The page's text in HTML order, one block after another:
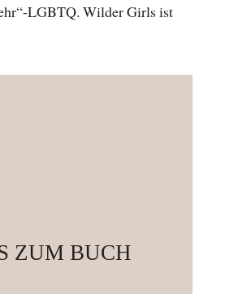
LGBTQ. Wilder Girls ist
ZUM BUCH